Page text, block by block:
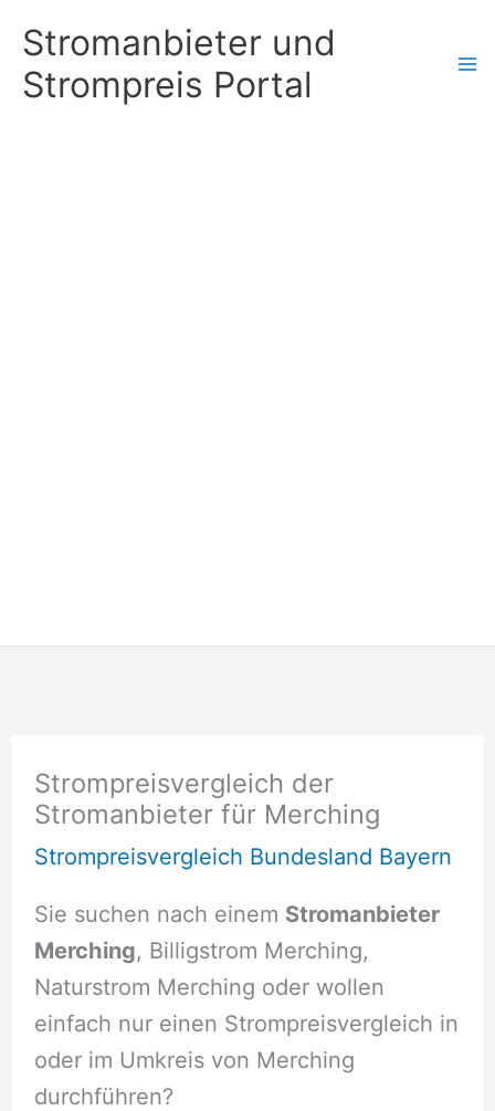
Inhalt
springen
Stromanbieter und
Strompreis Portal
Strompreisvergleich der
Stromanbieter für Merching
Strompreisvergleich Bundesland Bayern
Sie suchen nach einem Stromanbieter
Merching, Billigstrom Merching,
Naturstrom Merching oder wollen
einfach nur einen Strompreisvergleich in
oder im Umkreis von Merching
durchführen?